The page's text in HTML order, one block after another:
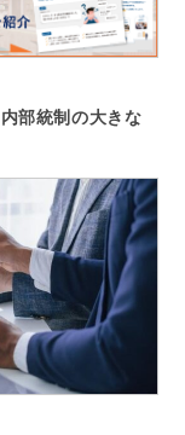
部統制の大きな